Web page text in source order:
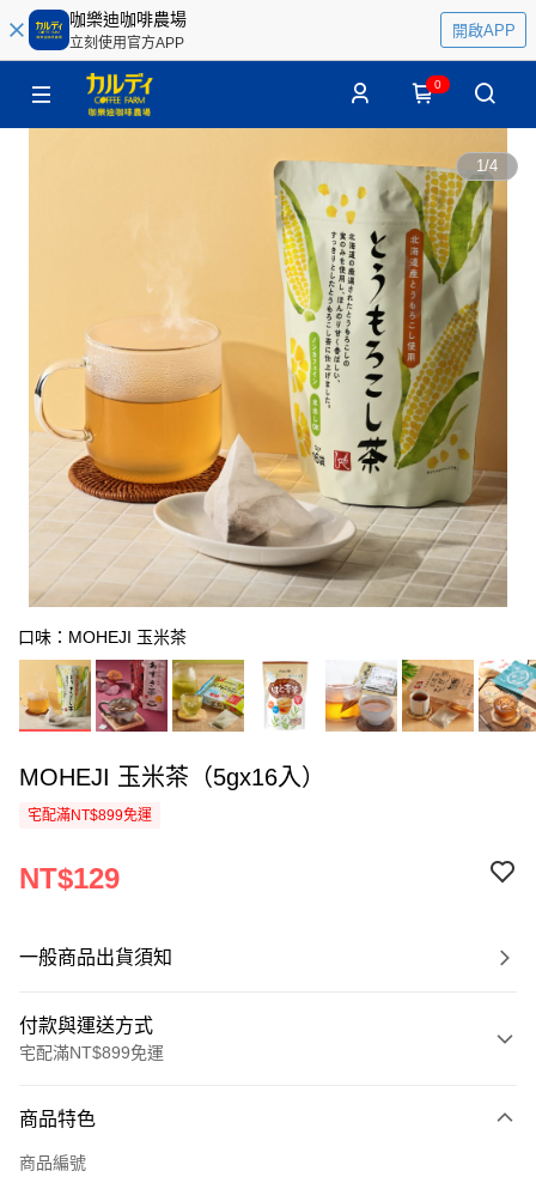
咖樂迪咖啡農場
立刻使用官方APP
開啟APP
0
1/4
口味：MOHEJI 玉米茶
MOHEJI 玉米茶（5gx16入）
宅配滿NT$899免運
NT$129
一般商品出貨須知
付款與運送方式
宅配滿NT$899免運
信用卡一次付款
商品特色
商品編號